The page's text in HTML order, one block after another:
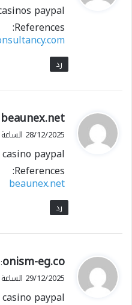
ل
paypal
References:
رد
ي
ق
ل
beaunex.net
28/12/2025 الساعة 22:45
paypal
References:
beaunex.net
رد
ي
ق
ل
onism-eg.co
:
29/12/2025 الساعة 05:08
paypal